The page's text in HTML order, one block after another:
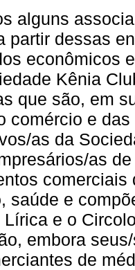
alguns
partir dessas
econômicos
Kênia
que são, em
comércio e
as da
as
saúde e
e o
embora
de